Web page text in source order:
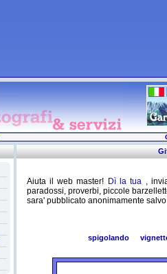
Aiuta il web master! Dì la tua ,
paradossi, proverbi, piccole
sara' pubblicato anonimamente
spigolando